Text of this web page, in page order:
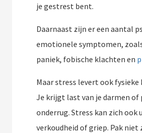
je gestrest bent.
Daarnaast zijn er een aantal
emotionele symptomen,
paniek, fobische klachten en
Maar stress levert ook fysieke
Je krijgt last van je darmen of
onderrug. Stress kan zich ook
verkoudheid of griep. Pak niet